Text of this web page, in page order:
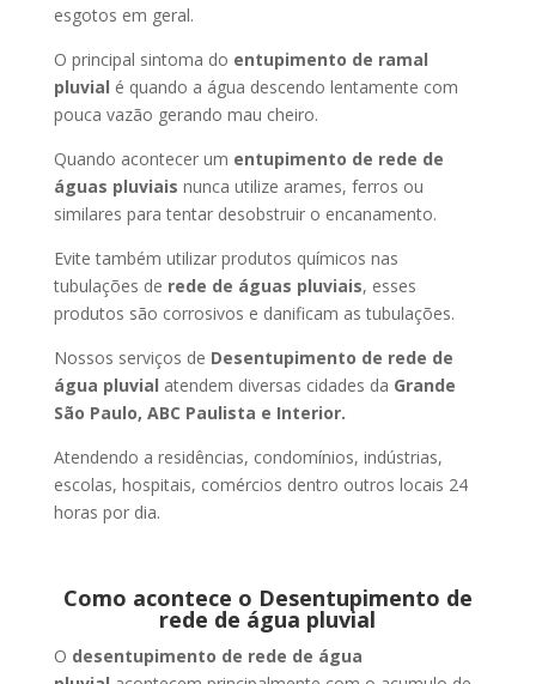
esgotos em geral.
O principal sintoma do entupimento de ramal
pluvial é quando a água descendo lentamente com
pouca vazão gerando mau cheiro.
Quando acontecer um entupimento de rede de
águas pluviais nunca utilize arames, ferros ou
similares para tentar desobstruir o encanamento.
Evite também utilizar produtos químicos nas
tubulações de rede de águas pluviais, esses
produtos são corrosivos e danificam as tubulações.
Nossos serviços de Desentupimento de rede de
água pluvial atendem diversas cidades da Grande
São Paulo, ABC Paulista e Interior.
Atendendo a residências, condomínios, indústrias,
escolas, hospitais, comércios dentro outros locais 24
horas por dia.
Como acontece o Desentupimento de
rede de água pluvial
O desentupimento de rede de água